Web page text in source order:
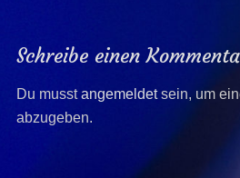
Schreibe einen
Du musstangemeldetsein, um
abzugeben.